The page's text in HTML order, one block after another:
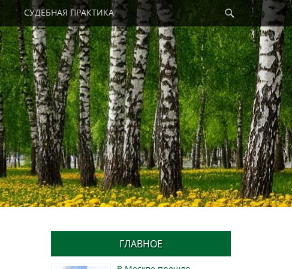
СУДЕБНАЯ ПРАКТИКА
Найти
ГЛАВНОЕ